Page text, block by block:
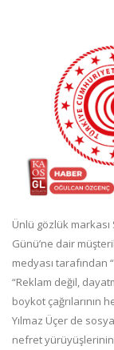
Ünlü gözlük markası
Günü’ne dair
medyası tarafından
“Reklam değil,
boykot çağrılarının
Yılmaz Üçer de
nefret